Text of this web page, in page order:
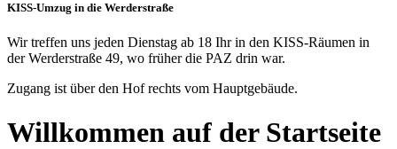
KISS-Umzug in die Werderstraße
Wir treffen uns jeden Dienstag ab 18 Ihr in den KISS-Räumen in
der Werderstraße 49, wo früher die PAZ drin war.
Zugang ist über den Hof rechts vom Hauptgebäude.
Willkommen auf der Startseite